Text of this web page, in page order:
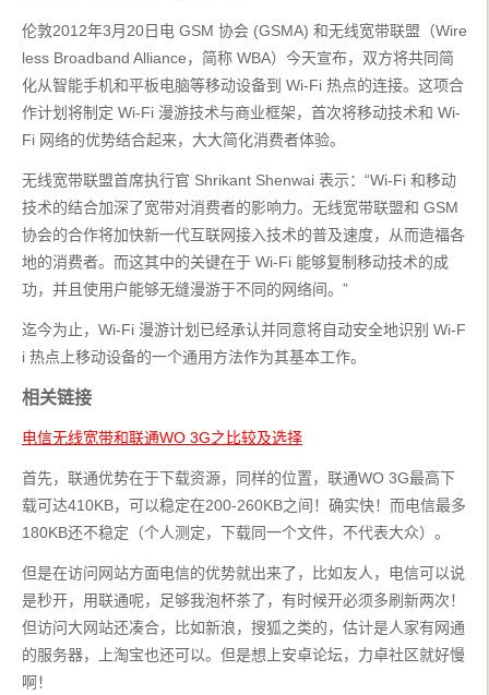
伦敦2012年3月20日电 GSM 协会 (GSMA) 和无线宽带联盟（Wire
less Broadband Alliance，简称 WBA）今天宣布，双方将共同简
化从智能手机和平板电脑等移动设备到 Wi-Fi 热点的连接。这项合
作计划将制定 Wi-Fi 漫游技术与商业框架，首次将移动技术和 Wi-
Fi 网络的优势结合起来，大大简化消费者体验。
无线宽带联盟首席执行官 Shrikant Shenwai 表示：“Wi-Fi 和移动
技术的结合加深了宽带对消费者的影响力。无线宽带联盟和 GSM
协会的合作将加快新一代互联网接入技术的普及速度，从而造福各
地的消费者。而这其中的关键在于 Wi-Fi 能够复制移动技术的成
功，并且使用户能够无缝漫游于不同的网络间。”
迄今为止，Wi-Fi 漫游计划已经承认并同意将自动安全地识别 Wi-F
i 热点上移动设备的一个通用方法作为其基本工作。
相关链接
电信无线宽带和联通WO 3G之比较及选择
首先，联通优势在于下载资源，同样的位置，联通WO 3G最高下
载可达410KB，可以稳定在200-260KB之间！确实快！而电信最多
180KB还不稳定（个人测定，下载同一个文件，不代表大众）。
但是在访问网站方面电信的优势就出来了，比如友人，电信可以说
是秒开，用联通呢，足够我泡杯茶了，有时候开必须多刷新两次！
但访问大网站还凑合，比如新浪，搜狐之类的，估计是人家有网通
的服务器，上淘宝也还可以。但是想上安卓论坛，力卓社区就好慢
啊！